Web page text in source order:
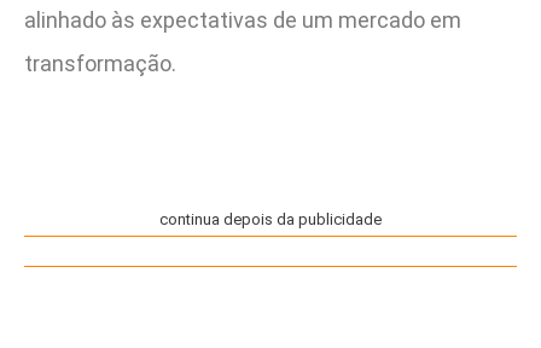
alinhado às expectativas de um mercado em
transformação.
continua depois da publicidade